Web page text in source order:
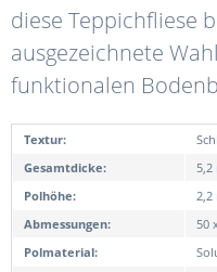
diese Teppichfliese
ausgezeichnete
funktionalen
Textur:
Gesamtdicke:
5,2
Polhöhe:
2,2
Abmessungen:
50
Polmaterial: